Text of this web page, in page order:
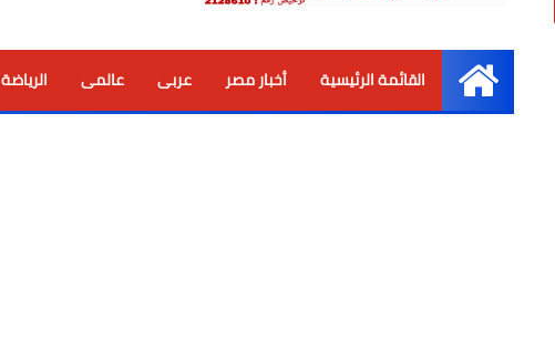
الرئيسية
القائمة الرئيسية أخبار مصر عربى عالمى الرياضة